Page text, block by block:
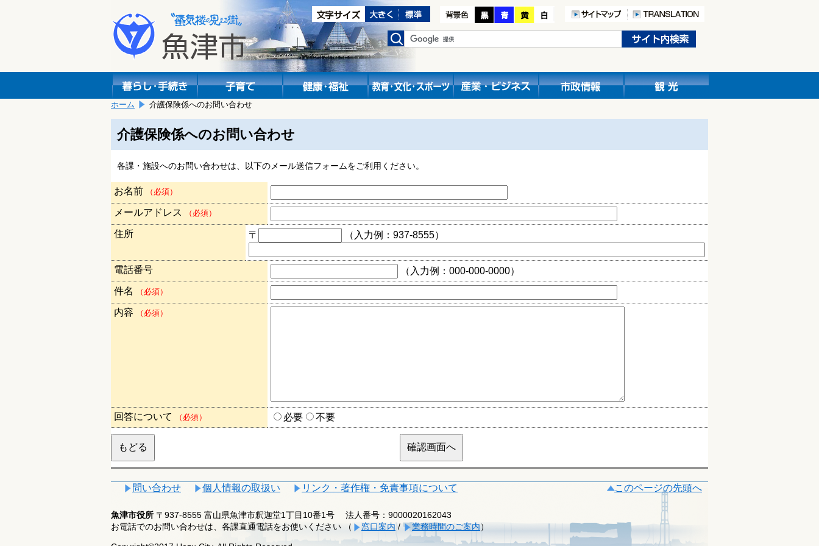
し
ホーム 介護保険係へのお問い合わせ
介護保険係へのお問い合わせ
各課・施設へのお問い合わせは、以下のメール送信フォームをご利用ください。
お名前 （必須）
メールアドレス （必須）
住所 〒 （入力例：937-8555）
電話番号
（入力例：000-000-0000）
件名
（必須）
内容 （必須）
回答について （必須） 必要 不要
問い合わせ 個人情報の取扱い リンク・著作権・免責事項について このページの先頭へ
魚津市役所 〒937-8555 富山県魚津市釈迦堂1丁目10番1号
法人番号：9000020162043
お電話でのお問い合わせは、各課直通電話をお使いください （
窓口案内/ 業務時間のご案内）